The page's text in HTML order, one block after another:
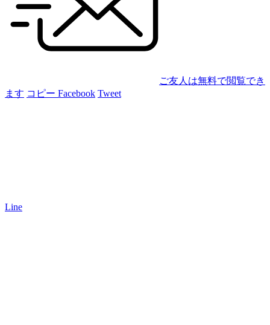
ご友人は無料で閲覧でき
ます コピー Facebook Tweet
Line